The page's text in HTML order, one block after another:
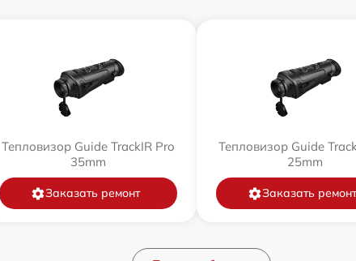
Тепловизор Guide TrackIR Pro
35mm
Заказать ремонт
Тепловизор Guide
25mm
Заказать ремонт